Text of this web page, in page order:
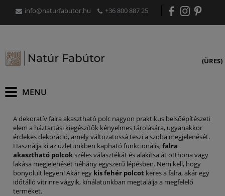
info@naturfabutor.hu +36 800 887 25
(ÜRES)
A dekoratív falra akasztható polc nagyon praktikus belsőépítészeti
elem a háztartási kiegészítők kényelmes tárolására, ugyanakkor
érdekes dekoráció, amely változatossá teszi a szoba megjelenését.
Használja ki az üzletünkben kapható funkcionális, falra
akasztható polcokszéles választékát és alakítsa át otthona vagy
lakása megjelenését néhány egyszerű lépésben. Nem kell, hogy
bonyolult legyen! Akár egy kis fehér polcot keres a falra, akár egy
időtálló vitrinre vágyik, kínálatunkban megtalálja a megfelelő
terméket.